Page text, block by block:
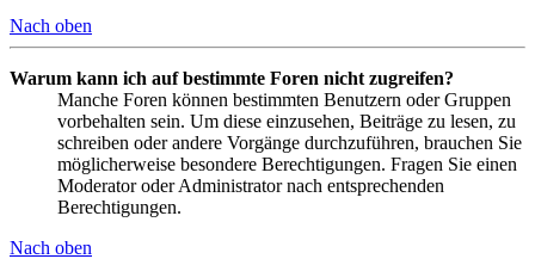
Nach oben
Warum kann ich auf bestimmte Foren nicht zugreifen?
Manche Foren können bestimmten Benutzern oder Gruppen
vorbehalten sein. Um diese einzusehen, Beiträge zu lesen, zu
schreiben oder andere Vorgänge durchzuführen, brauchen Sie
möglicherweise besondere Berechtigungen. Fragen Sie einen
Moderator oder Administrator nach entsprechenden
Berechtigungen.
Nach oben